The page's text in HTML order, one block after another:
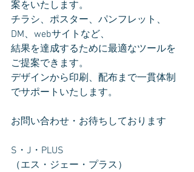
案をいたします。
チラシ、ポスター、パンフレット、
DM、webサイトなど、
結果を達成するために最適なツールを
ご提案できます。
デザインから印刷、配布まで一貫体制
でサポートいたします。
お問い合わせ・お待ちしております
S・J・PLUS
（エス・ジェー・プラス）